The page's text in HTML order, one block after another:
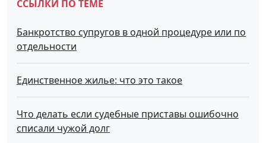
ССЫЛКИ ПО ТЕМЕ
Банкротство супругов в одной процедуре или по
отдельности
Единственное жилье: что это такое
Что делать если судебные приставы ошибочно
списали чужой долг